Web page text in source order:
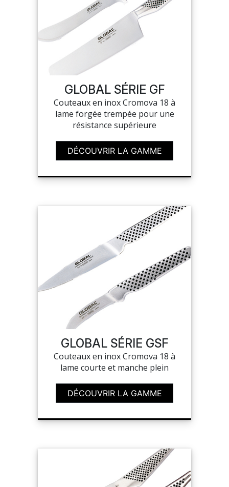
SUR-MESURE
GLOBAL SÉRIE GF
Couteaux en inox Cromova 18 à
lame forgée trempée pour une
résistance supérieure
DÉCOUVRIR LA GAMME
GLOBAL SÉRIE GSF
Couteaux en inox Cromova 18 à
lame courte et manche plein
DÉCOUVRIR LA GAMME